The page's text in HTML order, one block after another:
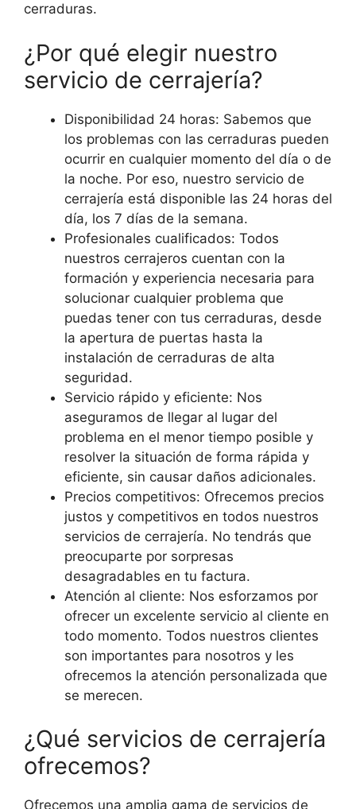
cerraduras.
¿Por qué elegir nuestro
servicio de cerrajería?
Disponibilidad 24 horas: Sabemos que
los problemas con las cerraduras pueden
ocurrir en cualquier momento del día o de
la noche. Por eso, nuestro servicio de
cerrajería está disponible las 24 horas del
día, los 7 días de la semana.
Profesionales cualificados: Todos
nuestros cerrajeros cuentan con la
formación y experiencia necesaria para
solucionar cualquier problema que
puedas tener con tus cerraduras, desde
la apertura de puertas hasta la
instalación de cerraduras de alta
seguridad.
Servicio rápido y eficiente: Nos
aseguramos de llegar al lugar del
problema en el menor tiempo posible y
resolver la situación de forma rápida y
eficiente, sin causar daños adicionales.
Precios competitivos: Ofrecemos precios
justos y competitivos en todos nuestros
servicios de cerrajería. No tendrás que
preocuparte por sorpresas
desagradables en tu factura.
Atención al cliente: Nos esforzamos por
ofrecer un excelente servicio al cliente en
todo momento. Todos nuestros clientes
son importantes para nosotros y les
ofrecemos la atención personalizada que
se merecen.
¿Qué servicios de cerrajería
ofrecemos?
Ofrecemos una amplia gama de servicios de